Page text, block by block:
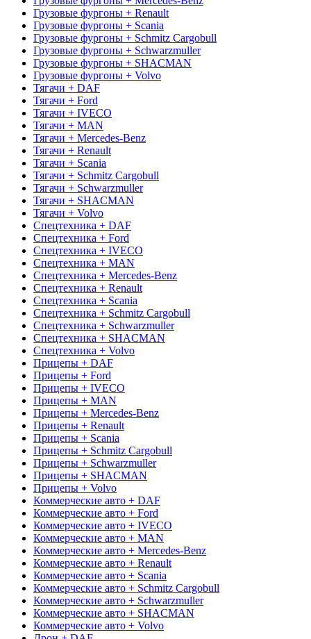
Грузовые фургоны + Renault
Грузовые фургоны + Scania
Грузовые фургоны + Schmitz Cargobull
Грузовые фургоны + Schwarzmuller
Грузовые фургоны + SHACMAN
Грузовые фургоны + Volvo
Тягачи + DAF
Тягачи + Ford
Тягачи + IVECO
Тягачи + MAN
Тягачи + Mercedes-Benz
Тягачи + Renault
Тягачи + Scania
Тягачи + Schmitz Cargobull
Тягачи + Schwarzmuller
Тягачи + SHACMAN
Тягачи + Volvo
Спецтехника + DAF
Спецтехника + Ford
Спецтехника + IVECO
Спецтехника + MAN
Спецтехника + Mercedes-Benz
Спецтехника + Renault
Спецтехника + Scania
Спецтехника + Schmitz Cargobull
Спецтехника + Schwarzmuller
Спецтехника + SHACMAN
Спецтехника + Volvo
Прицепы + DAF
Прицепы + Ford
Прицепы + IVECO
Прицепы + MAN
Прицепы + Mercedes-Benz
Прицепы + Renault
Прицепы + Scania
Прицепы + Schmitz Cargobull
Прицепы + Schwarzmuller
Прицепы + SHACMAN
Прицепы + Volvo
Коммерческие авто + DAF
Коммерческие авто + Ford
Коммерческие авто + IVECO
Коммерческие авто + MAN
Коммерческие авто + Mercedes-Benz
Коммерческие авто + Renault
Коммерческие авто + Scania
Коммерческие авто + Schmitz Cargobull
Коммерческие авто + Schwarzmuller
Коммерческие авто + SHACMAN
Коммерческие авто + Volvo